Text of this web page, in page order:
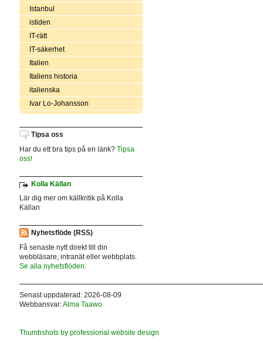
Istanbul
istiden
IT-rätt
IT-säkerhet
Italien
Italiens historia
italienska
Ivar Lo-Johansson
Tipsa oss
Har du ett bra tips på en länk? Tipsa
oss!
Kolla Källan
Lär dig mer om källkritik på Kolla
Källan
Nyhetsflöde (RSS)
Få senaste nytt direkt till din
webbläsare, intranät eller webbplats.
Se alla nyhetsflöden.
Senast uppdaterad: 2026-08-09
Webbansvar:Alma Taawo
Thumbshots by professional website design